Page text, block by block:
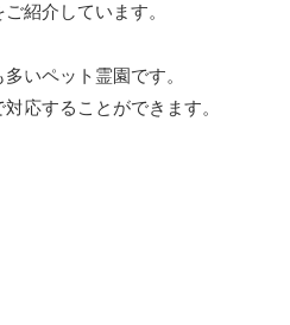
紹介しています。
いペット霊園です。
応することができます。